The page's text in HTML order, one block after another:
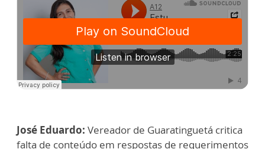
José Eduardo: Vereador de Guaratinguetá critica
falta de conteúdo em respostas de requerimentos